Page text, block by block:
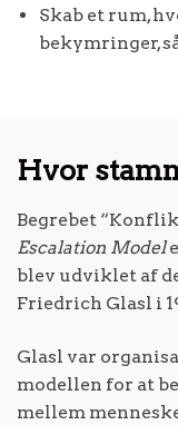
Skab et rum,
bekymringer,
Hvor
Begrebet
Escalation Model
blev udviklet af
Friedrich Glasl i
Glasl var
modellen for at
mellem